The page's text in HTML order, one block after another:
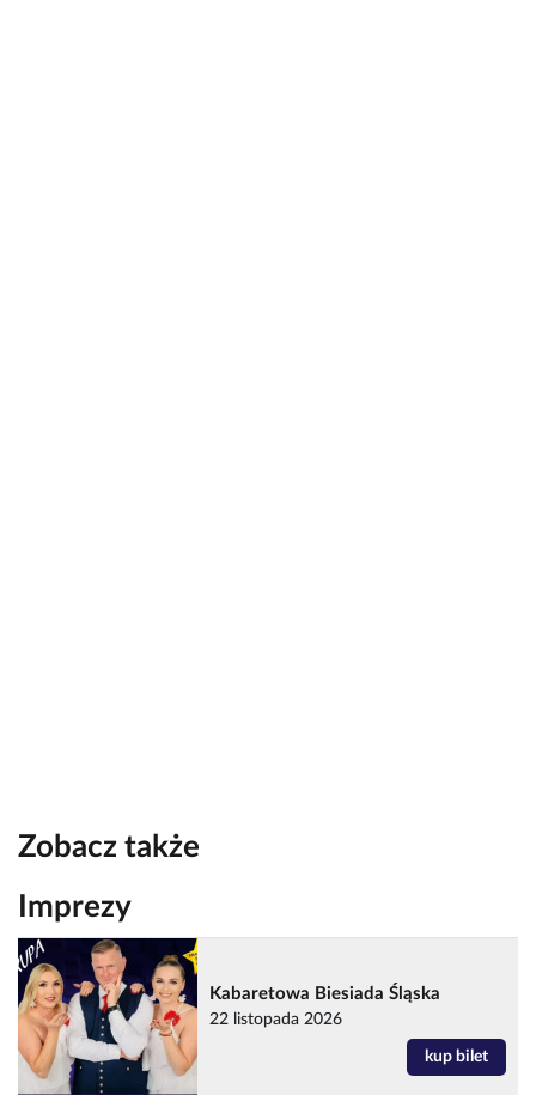
Zobacz także
Imprezy
Kabaretowa Biesiada Śląska
22 listopada 2026
kup bilet